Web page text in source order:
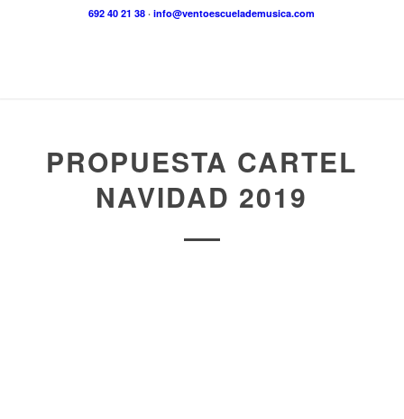
692 40 21 38 ·info@ventoescuelademusica.com
PROPUESTA CARTEL
NAVIDAD 2019